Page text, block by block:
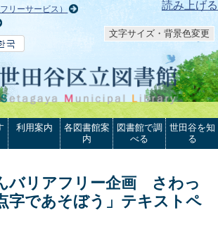
読み上げる
リーサービス）
文字サイズ・背景色変更
利用案内
各図書館案
内
図書館で調
べる
世田谷を知
る
バリアフリー企画 さわっ
字であそぼう」テキストペ